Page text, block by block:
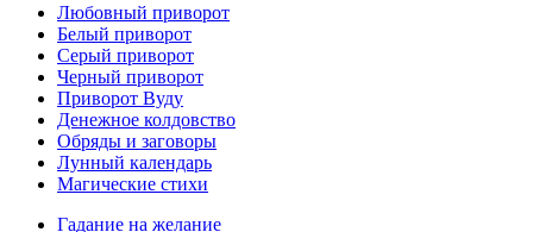
Любовный приворот
Белый приворот
Серый приворот
Черный приворот
Приворот Вуду
Денежное колдовство
Обряды и заговоры
Лунный календарь
Магические стихи
Гадание на желание